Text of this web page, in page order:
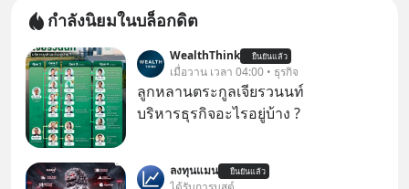
กำลังนิยมในบล็อกดิต
WealthThink ยืนยันแล้ว
เมื่อวาน เวลา 04:00 • ธุรกิจ
ลูกหลานตระกูลเจียรวนนท์
บริหารธุรกิจอะไรอยู่บ้าง ?
ลงทุนแมน ยืนยันแล้ว